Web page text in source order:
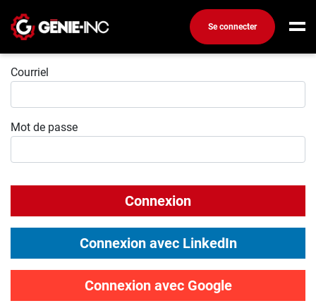
Se connecter
Connexion
Emplois
Ma boîte à outils
Conseils carrière
Métiers
Nos chroniques
Connexion
Courriel
Mot de passe
Connexion
Connexion avec LinkedIn
Connexion avec Google